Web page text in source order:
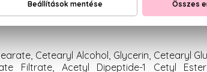
szerkezetű éjszakai nyugtató
Cetearyl Alcohol, Glycerin, Cetearyl
Filtrate, Acetyl Dipeptide-1 Cetyl